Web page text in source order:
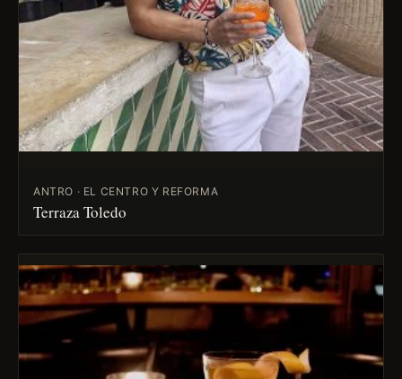
ANTRO · EL CENTRO Y REFORMA
Terraza Toledo